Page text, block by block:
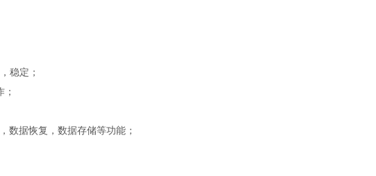
稳定；
数据恢复，数据存储等功能；